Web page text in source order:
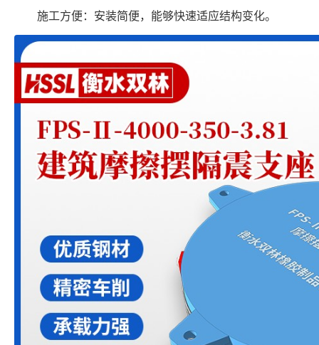
施工方便：安装简便，能够快速适应结构变化。